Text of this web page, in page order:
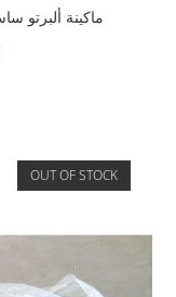
ماكينة ألبرتو ساسي – 5.5 كيلو وات –
OUT OF STOCK